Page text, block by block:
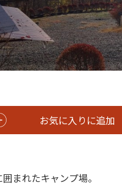
お気に入りに追加
まれたキャンプ場。